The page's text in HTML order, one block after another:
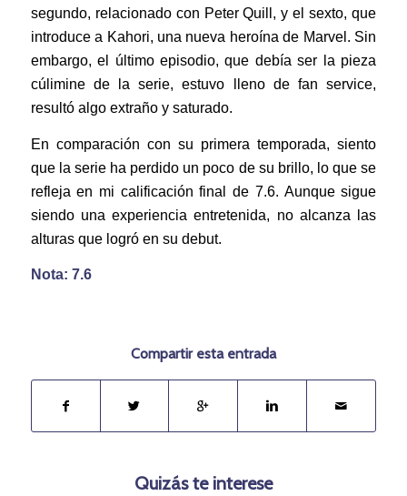
segundo, relacionado con Peter Quill, y el sexto, que
introduce a Kahori, una nueva heroína de Marvel. Sin
embargo, el último episodio, que debía ser la pieza
cúlimine de la serie, estuvo lleno de fan service,
resultó algo extraño y saturado.
En comparación con su primera temporada, siento
que la serie ha perdido un poco de su brillo, lo que se
refleja en mi calificación final de 7.6. Aunque sigue
siendo una experiencia entretenida, no alcanza las
alturas que logró en su debut.
Nota: 7.6
Compartir esta entrada
Quizás te interese